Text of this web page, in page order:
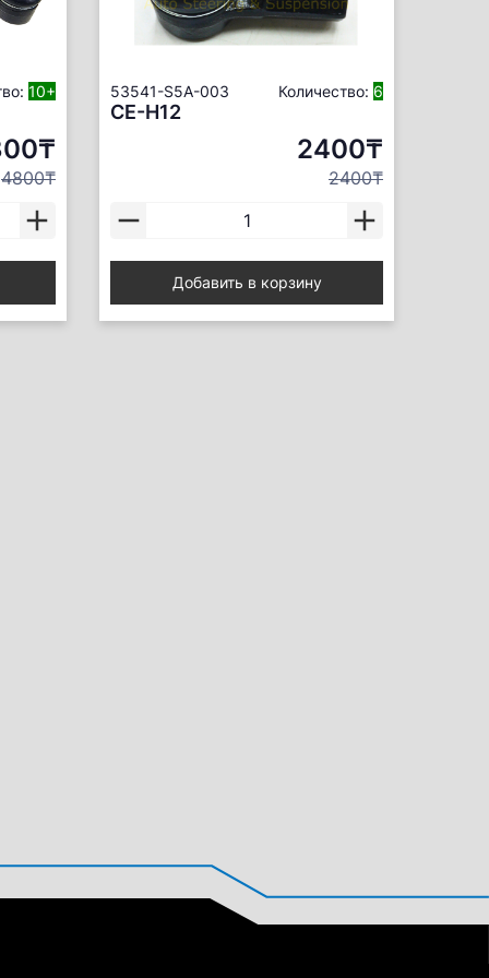
10+
4800₸
53541-S5A-003 Количество: 6
CE-H12
2400₸
2400₸
Добавить в корзину